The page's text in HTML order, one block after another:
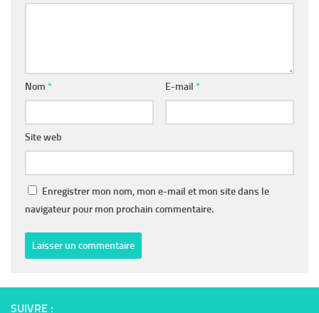
Nom * E-mail *
Site web
Enregistrer mon nom, mon e-mail et mon site dans le
navigateur pour mon prochain commentaire.
SUIVRE :